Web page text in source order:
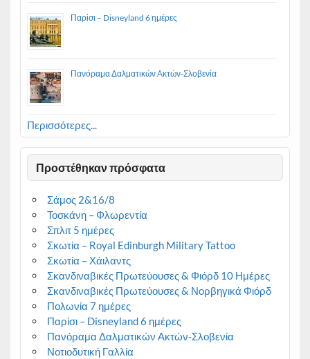
Παρίσι – Disneyland 6 ημέρες
Πανόραμα Δαλματικών Ακτών-Σλοβενία
Περισσότερες...
Προστέθηκαν πρόσφατα
Σάμος 2&16/8
Τοσκάνη – Φλωρεντία
Σπλιτ 5 ημέρες
Σκωτία – Royal Edinburgh Military Tattoo
Σκωτία – Χάιλαντς
Σκανδιναβικές Πρωτεύουσες & Φιόρδ 10 Ημέρες
Σκανδιναβικές Πρωτεύουσες & Νορβηγικά Φιόρδ
Πολωνία 7 ημέρες
Παρίσι – Disneyland 6 ημέρες
Πανόραμα Δαλματικών Ακτών-Σλοβενία
Νοτιοδυτική Γαλλία